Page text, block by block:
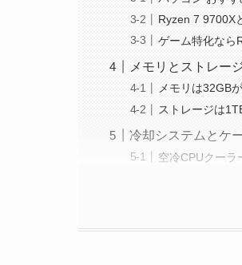
Ryzen 7 9700X
ゲーム特化なら
メモリとストレー
メモリは32GB
ストレージは
冷却システムとケ
空冷CPUクーラ